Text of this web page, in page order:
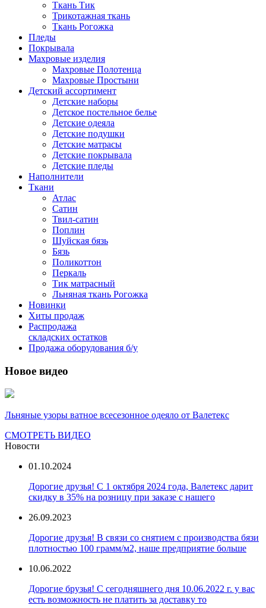
Ткань Тик
Трикотажная ткань
Ткань Рогожка
Пледы
Покрывала
Махровые изделия
Махровые Полотенца
Махровые Простыни
Детский ассортимент
Детские наборы
Детское постельное белье
Детские одеяла
Детские подушки
Детские матрасы
Детские покрывала
Детские пледы
Наполнители
Ткани
Атлас
Сатин
Твил-сатин
Поплин
Шуйская бязь
Бязь
Поликоттон
Перкаль
Тик матрасный
Льняная ткань Рогожка
Новинки
Хиты продаж
Распродажа
складских остатков
Продажа оборудования б/у
Новое видео
Льняные узоры ватное всесезонное одеяло от Валетекс
СМОТРЕТЬ ВИДЕО
Новости
01.10.2024
Дорогие друзья! С 1 октября 2024 года, Валетекс дарит
скидку в 35% на розницу при заказе с нашего
26.09.2023
Дорогие друзья! В связи со снятием с производства бязи
плотностью 100 грамм/м2, наше предприятие больше
10.06.2022
Дорогие брузья! С сегодняшнего дня 10.06.2022 г. у вас
есть возможность не платить за доставку то